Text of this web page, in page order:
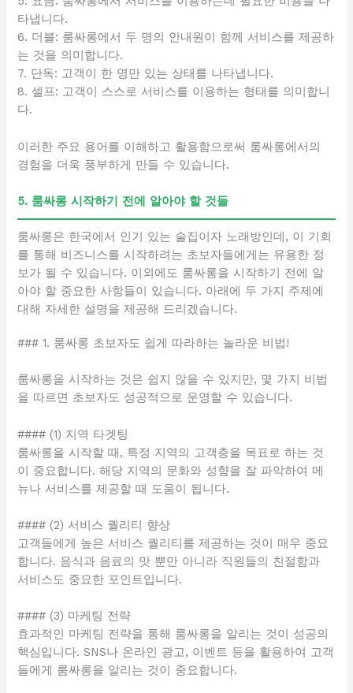
타냅니다.
6. 더블: 룸싸롱에서 두 명의 안내원이 함께 서비스를 제공하
는 것을 의미합니다.
7. 단독: 고객이 한 명만 있는 상태를 나타냅니다.
8. 셀프: 고객이 스스로 서비스를 이용하는 형태를 의미합니
다.
이러한 주요 용어를 이해하고 활용함으로써 룸싸롱에서의
경험을 더욱 풍부하게 만들 수 있습니다.
5. 룸싸롱 시작하기 전에 알아야 할 것들
룸싸롱은 한국에서 인기 있는 술집이자 노래방인데, 이 기회
를 통해 비즈니스를 시작하려는 초보자들에게는 유용한 정
보가 될 수 있습니다. 이외에도 룸싸롱을 시작하기 전에 알
아야 할 중요한 사항들이 있습니다. 아래에 두 가지 주제에
대해 자세한 설명을 제공해 드리겠습니다.
### 1. 룸싸롱 초보자도 쉽게 따라하는 놀라운 비법!
룸싸롱을 시작하는 것은 쉽지 않을 수 있지만, 몇 가지 비법
을 따르면 초보자도 성공적으로 운영할 수 있습니다.
#### (1) 지역 타겟팅
룸싸롱을 시작할 때, 특정 지역의 고객층을 목표로 하는 것
이 중요합니다. 해당 지역의 문화와 성향을 잘 파악하여 메
뉴나 서비스를 제공할 때 도움이 됩니다.
#### (2) 서비스 퀄리티 향상
고객들에게 높은 서비스 퀄리티를 제공하는 것이 매우 중요
합니다. 음식과 음료의 맛 뿐만 아니라 직원들의 친절함과
서비스도 중요한 포인트입니다.
#### (3) 마케팅 전략
효과적인 마케팅 전략을 통해 룸싸롱을 알리는 것이 성공의
핵심입니다. SNS나 온라인 광고, 이벤트 등을 활용하여 고객
들에게 룸싸롱을 알리는 것이 중요합니다.